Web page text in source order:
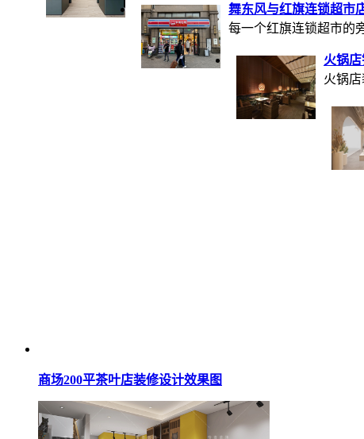
舞东风与红旗连锁超市
每一个红旗连锁超市的
火锅店
火锅
商场200平茶叶店装修设计效果图